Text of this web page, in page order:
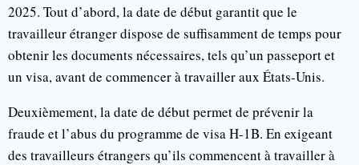
2025. Tout d’abord, la date de début garantit que le
travailleur étranger dispose de suffisamment de temps pour
obtenir les documents nécessaires, tels qu’un passeport et
un visa, avant de commencer à travailler aux États-Unis.
Deuxièmement, la date de début permet de prévenir la
fraude et l’abus du programme de visa H-1B. En exigeant
des travailleurs étrangers qu’ils commencent à travailler à